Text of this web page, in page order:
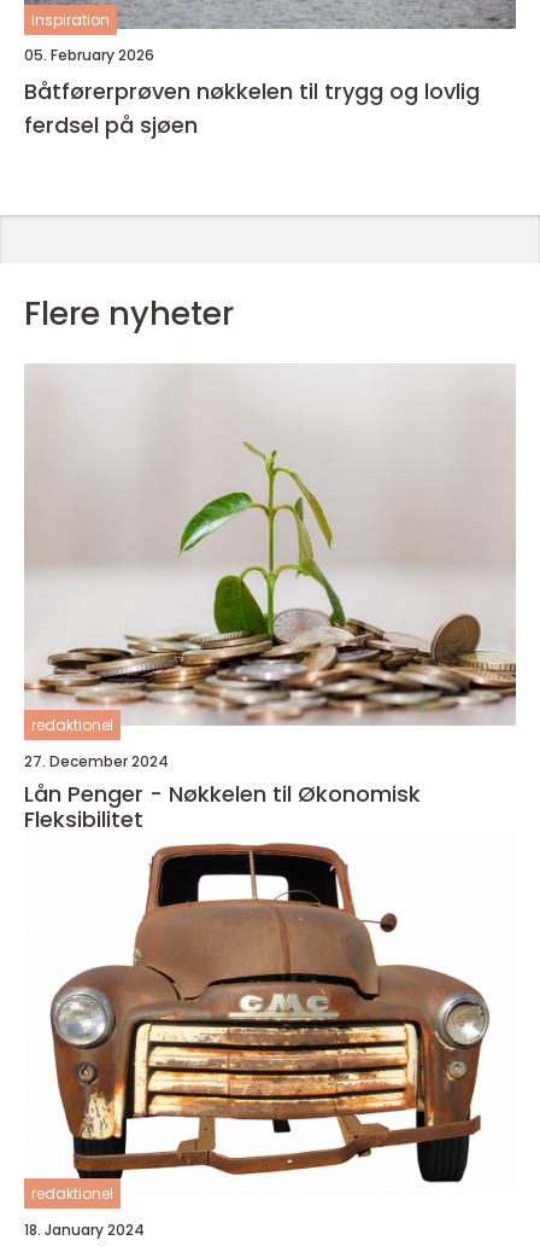
inspiration
05. February 2026
Båtførerprøven nøkkelen til trygg og lovlig
ferdsel på sjøen
Flere nyheter
redaktionel
27. December 2024
Lån Penger - Nøkkelen til Økonomisk
Fleksibilitet
redaktionel
18. January 2024